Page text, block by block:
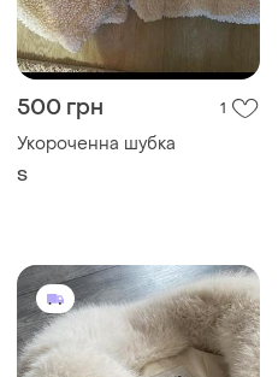
500 грн 1
Укороченна шубка
S